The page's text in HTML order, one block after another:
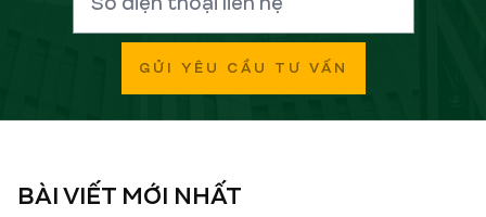
GỬI YÊU CẦU TƯ VẤN
BÀI VIẾT MỚI NHẤT